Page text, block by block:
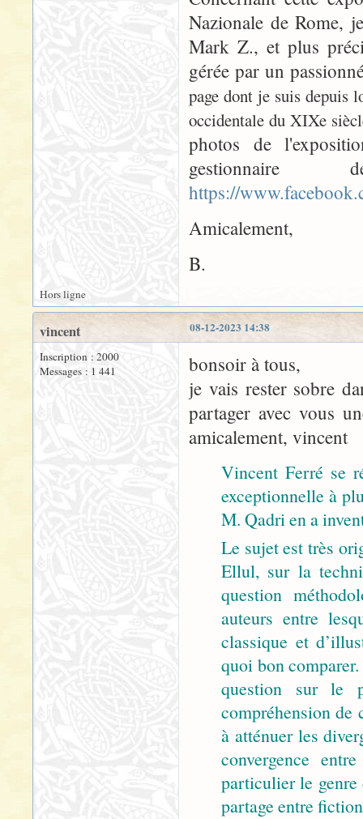
Nazionale de Rome,
Mark Z., et plus
gérée par un
page dont je suis depuis
occidentale du XIXe
photos de
https://
Amicalement,
B.
Hors ligne
08-12-2023 14:38
vincent
Inscription : 2000
Messages : 1 441
bonsoir à tous,
je vais rester sobre
partager avec vous
amicalement, vincent
Vincent Ferré se
exceptionnelle à
M. Qadri en a
Le sujet est très
Ellul, sur la
question
auteurs entre
classique et
quoi bon
question sur le
compréhension de
à atténuer les
convergence
particulier le
partage entre